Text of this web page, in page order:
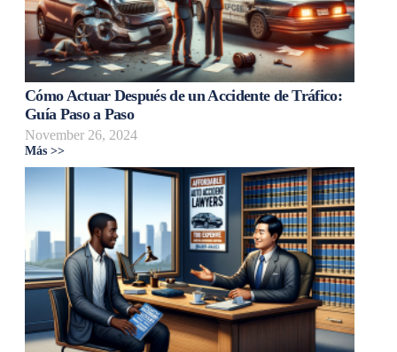
Cómo Actuar Después de un Accidente de Tráfico:
Guía Paso a Paso
November 26, 2024
Más >>